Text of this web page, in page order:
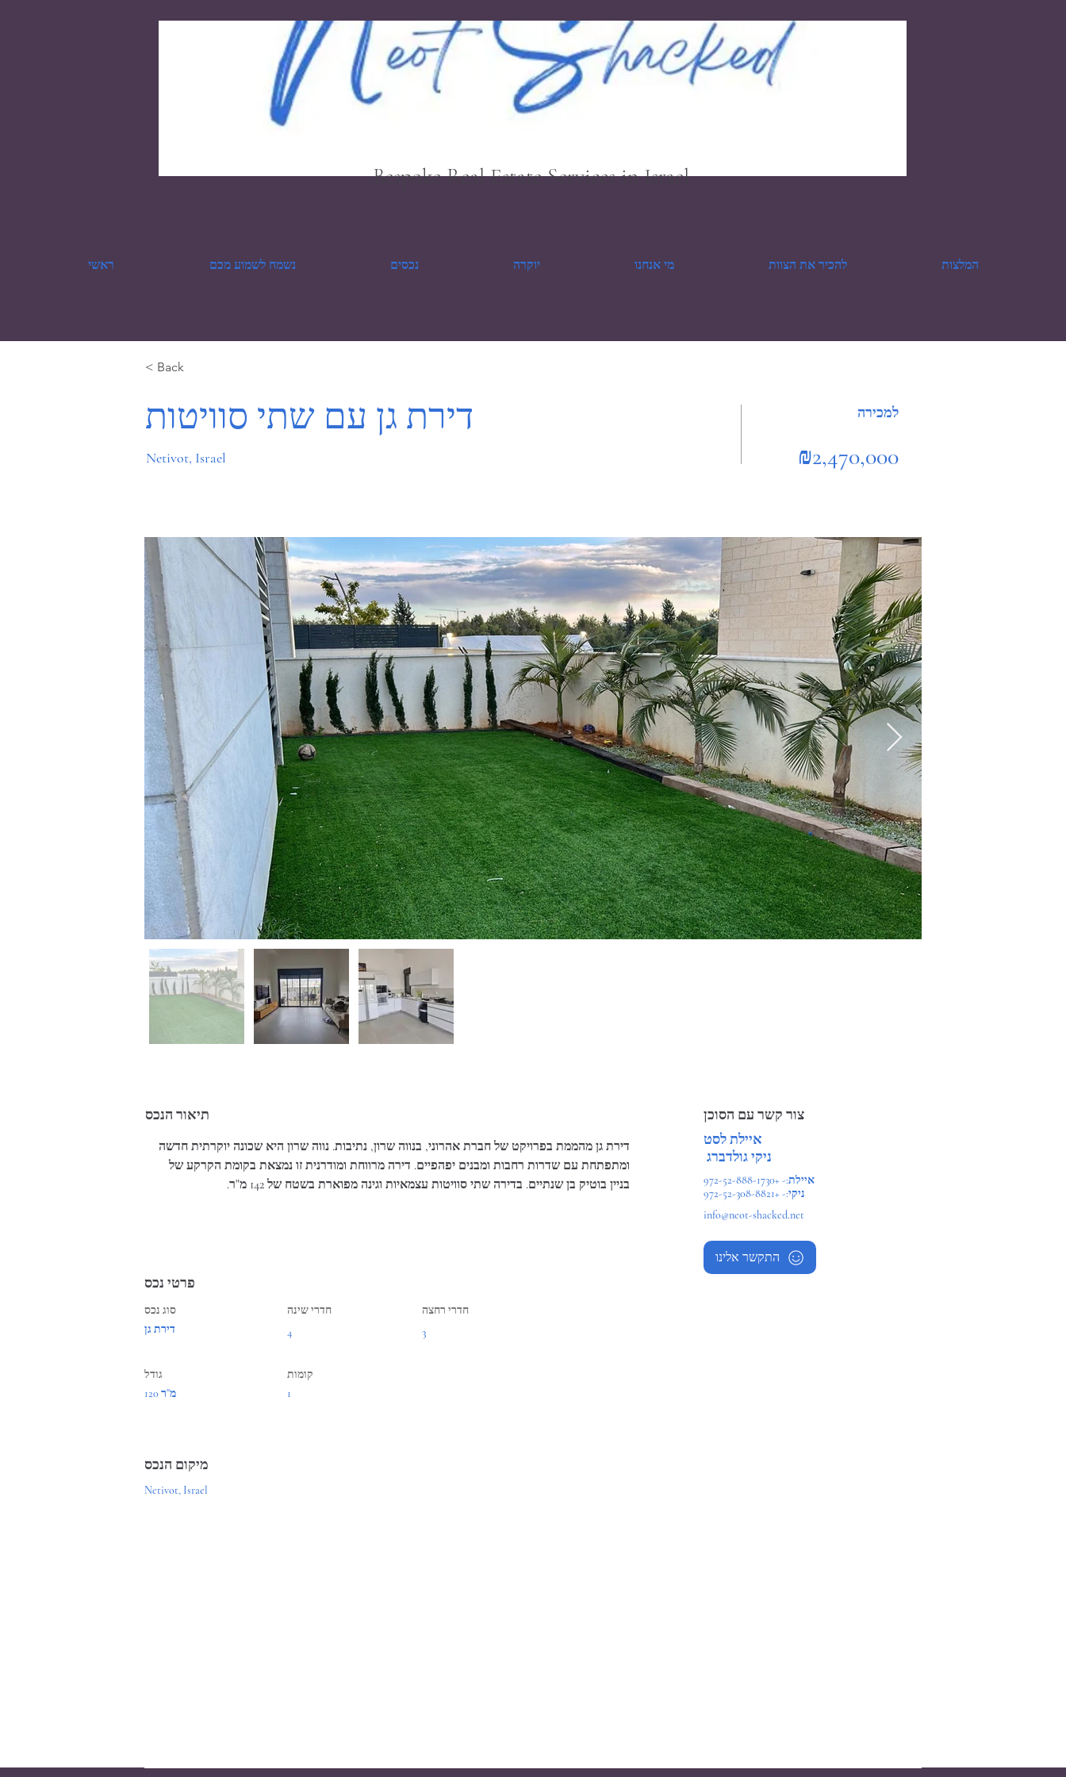
Bespoke Real Estate Services in Israel
ראשי נשמח לשמוע מכם נכסים יוקרה מי אנחנו להכיר את הצוות המלצות
< Back
דירת גן עם שתי סוויטות
Netivot, Israel
למכירה
₪2,470,000
תיאור הנכס
דירת גן מהממת בפרויקט של חברת אהרוני, בנווה שרון, נתיבות. נווה שרון היא שכונה יוקרתית חדשה
ומתפתחת עם שדרות רחבות ומבנים יפהפיים. דירה מרווחת ומודרנית זו נמצאת בקומת הקרקע של
בניין בוטיק בן שנתיים. בדירה שתי סוויטות עצמאיות וגינה מפוארת בשטח של 142 מ"ר.
צור קשר עם הסוכן
איילת לסט
ניקי גולדברג
איילת:- +972-52-888-1730
ניקי:- +972-52-308-8821
info@neot-shacked.net
התקשר אלינו
פרטי נכס
סוג נכס
דירת גן
חדרי שינה
4
חדרי רחצה
3
גודל
120 מ"ר
קומות
1
מיקום הנכס
Netivot, Israel